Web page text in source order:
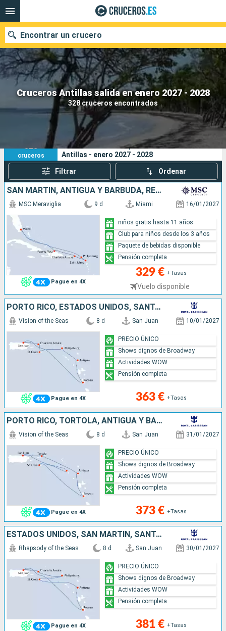
Cruceros Antillas salida en enero 2027 - 2028
328 cruceros encontrados
Encontrar un crucero
Nuestros destinos
Fecha de salida
Puertos Compañías
Buscar
328
cruceros
Sus criterios de búsqueda:
Antillas - enero 2027 - 2028
Filtrar Ordenar
SAN MARTÍN, ANTIGUA Y BARBUDA, REPÚBLICA DOMINICANA, ESTADOS UNIDOS
Pague en 4X
MSC Meraviglia 9 d Miami 16/01/2027
329 € +Tasas
Vuelo disponible
niños gratis hasta 11 años
Club para niños desde los 3 años
Paquete de bebidas disponible
Pensión completa
PORTO RICO, ESTADOS UNIDOS, SANTA CRUZ, SAN MARTÍN, ANTIGUA Y BARBUDA, DOMINICA
Pague en 4X
Vision of the Seas 8 d San Juan 10/01/2027
363 € +Tasas
PRECIO ÚNICO
Shows dignos de Broadway
Actividades WOW
Pensión completa
PORTO RICO, TÓRTOLA, ANTIGUA Y BARBUDA, DOMINICA, SANTA CRUZ, SAN CRISTÓBAL Y NIEVES
Pague en 4X
Vision of the Seas 8 d San Juan 31/01/2027
373 € +Tasas
PRECIO ÚNICO
Shows dignos de Broadway
Actividades WOW
Pensión completa
ESTADOS UNIDOS, SAN MARTÍN, SANTA CRUZ, ANTIGUA Y BARBUDA, DOMINICA, PORTO RICO
Pague en 4X
Rhapsody of the Seas 8 d San Juan 30/01/2027
381 € +Tasas
PRECIO ÚNICO
Shows dignos de Broadway
Actividades WOW
Pensión completa